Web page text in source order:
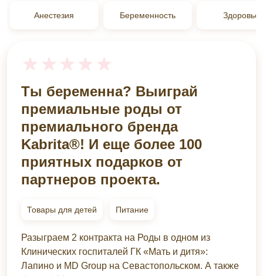
Анестезия Беременность Здоровье
Ты беременна? Выиграй
премиальные роды от
премиального бренда
Kabrita®! И еще более 100
приятных подарков от
партнеров проекта.
Товары для детей Питание
Разыграем 2 контракта на Роды в одном из
Клинических госпиталей ГК «Мать и дитя»:
Лапино и MD Group на Севастопольском. А также